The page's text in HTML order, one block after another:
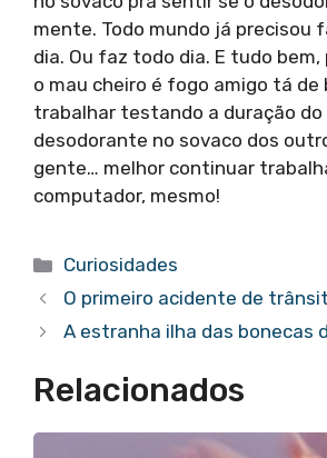
mente. Todo mundo já precisou
dia. Ou faz todo dia. E tudo bem,
o mau cheiro é fogo amigo tá de
trabalhar testando a duração do
desodorante no sovaco dos
gente… melhor continuar
computador, mesmo!
Categorias
Curiosidades
O primeiro acidente de
A estranha ilha das bonecas
Relacionados